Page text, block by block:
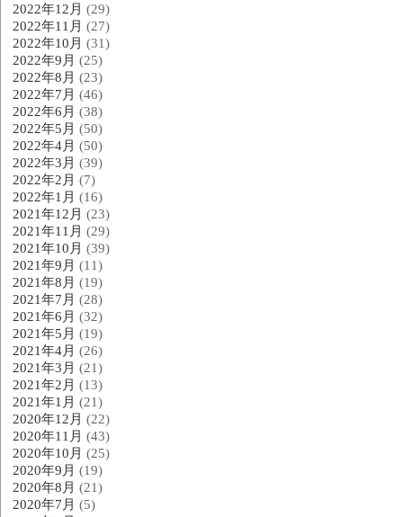
2022年12月 (29)
2022年11月 (27)
2022年10月 (31)
2022年9月 (25)
2022年8月 (23)
2022年7月 (46)
2022年6月 (38)
2022年5月 (50)
2022年4月 (50)
2022年3月 (39)
2022年2月 (7)
2022年1月 (16)
2021年12月 (23)
2021年11月 (29)
2021年10月 (39)
2021年9月 (11)
2021年8月 (19)
2021年7月 (28)
2021年6月 (32)
2021年5月 (19)
2021年4月 (26)
2021年3月 (21)
2021年2月 (13)
2021年1月 (21)
2020年12月 (22)
2020年11月 (43)
2020年10月 (25)
2020年9月 (19)
2020年8月 (21)
2020年7月 (5)